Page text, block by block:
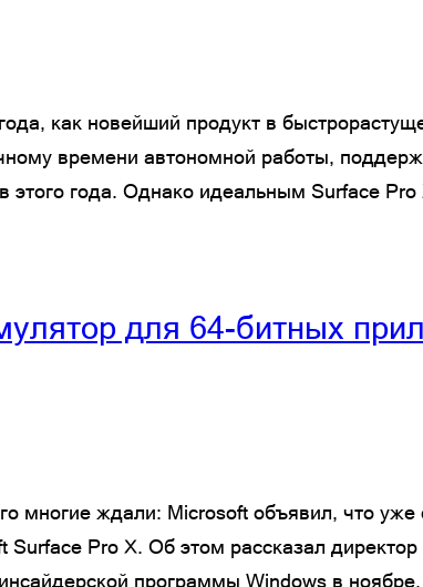
как новейший продукт в
времени автономной работы,
года. Однако идеальным Surface
для 64-битных
многие ждали: Microsoft объявил, что
Surface Pro X. Об этом рассказал
программы Windows в